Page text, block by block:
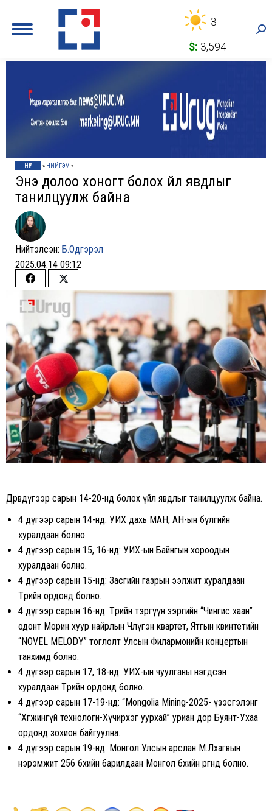
3
$: 3,594
НҮҮР » НИЙГЭМ »
Энэ долоо хоногт болох үйл явдлыг
танилцуулж байна
Нийтэлсэн: Б.Одгэрэл
2025.04.14 09:12
Share
on
Facebook
Share
on
Twitter
Дөрөвдүгээр сарын 14-20-нд болох үйл явдлыг танилцуулж байна.
4 дүгээр сарын 14-нд: УИХ дахь МАН, АН-ын бүлгийн
хуралдаан болно.
4 дүгээр сарын 15, 16-нд: УИХ-ын Байнгын хороодын
хуралдаан болно.
4 дүгээр сарын 15-нд: Засгийн газрын ээлжит хуралдаан
Төрийн ордонд болно.
4 дүгээр сарын 16-нд: Төрийн тэргүүн зэргийн “Чингис хаан”
одонт Морин хуур найрлын Чөлүгэн квартет, Ятгын квинтетийн
“NOVEL MELODY” тоглолт Улсын Филармонийн концертын
танхимд болно.
4 дүгээр сарын 17, 18-нд: УИХ-ын чуулганы нэгдсэн
хуралдаан Төрийн ордонд болно.
4 дүгээр сарын 17-19-нд: “Mongolia Mining-2025- үзэсгэлэнг
“Хөгжингүй технологи-Хүчирхэг уурхай” уриан дор Буянт-Ухаа
ордонд зохион байгуулна.
4 дүгээр сарын 19-нд: Монгол Улсын арслан М.Лхагвын
нэрэмжит 256 бөхийн барилдаан Монгол бөхийн өргөөнд болно.